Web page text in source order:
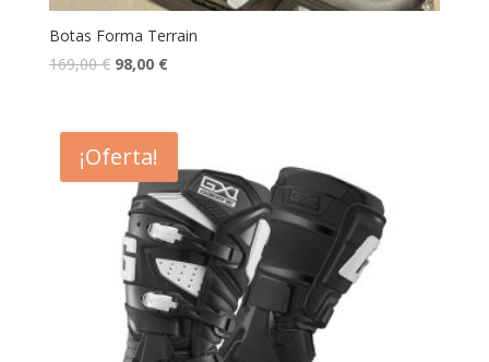
Botas Forma Terrain
169,00€ 98,00 €
¡Oferta!